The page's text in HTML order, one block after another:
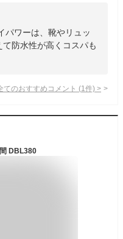
パワーは、靴やリュッ
防水性が高くコスパも
てのおすすめコメント (1 件) >
DBL380